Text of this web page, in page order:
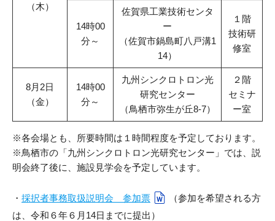
（木）
14時00
分～
佐賀県工業技術センタ
ー
（佐賀市鍋島町八戸溝1
14）
１階
技術研
修室
8月2日
（金）
14時00
分～
九州シンクロトロン光
研究センター
（鳥栖市弥生が丘8-7）
２階
セミナ
ー室
※各会場とも、所要時間は１時間程度を予定しております。
※鳥栖市の「九州シンクロトロン光研究センター」では、説
明会終了後に、施設見学会を予定しています。
・ 採択者事務取扱説明会 参加票
（参加を希望される方
は、令和６年６月14日までに提出）